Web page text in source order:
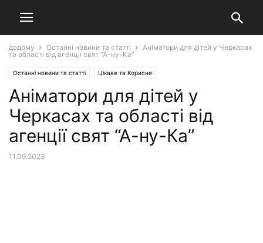
додому Останні новини та статті
Аніматори для дітей у Черкасах
та області від агенції свят “А-ну-Ка”
Останні новини та статті Цікаве та Корисне
Аніматори для дітей у
Черкасах та області від
агенції свят “А-ну-Ка”
11.09.2023